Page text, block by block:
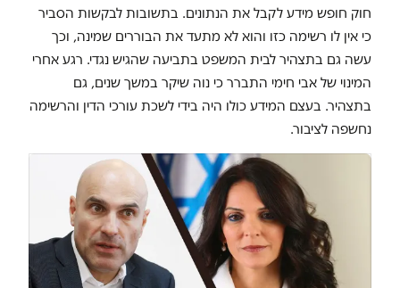
חוק חופש מידע לקבל את הנתונים. בתשובות לבקשות הסביר
כי אין לו רשימה כזו והוא לא מתעד את הבוררים שמינה, וכך
עשה גם בתצהיר לבית המשפט בתביעה שהגיש נגדי. רגע אחרי
המינוי של אבי חימי התברר כי נוה שיקר במשך שנים, גם
בתצהיר. בעצם המידע כולו היה בידי לשכת עורכי הדין והרשימה
נחשפה לציבור.